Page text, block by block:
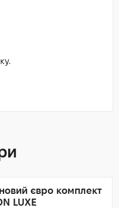
євро комплект
LUXE